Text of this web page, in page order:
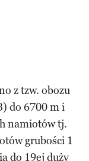
z tzw. obozu
do 6700 m i
namiotów tj.
grubości 1
do 19ej duży